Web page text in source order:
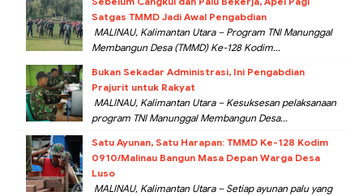
Satgas TMMD Jadi Awal Pengabdian
MALINAU, Kalimantan Utara – Program TNI Manunggal
Membangun Desa (TMMD) Ke-128 Kodim...
Bukan Sekadar Administrasi, Ini Pengabdian
Prajurit untuk Rakyat
MALINAU, Kalimantan Utara – Kesuksesan pelaksanaan
program TNI Manunggal Membangun Desa...
Satu Ayunan, Satu Harapan: TMMD Ke-128 Kodim
0910/Malinau Bangun Masa Depan Warga Desa
Luso
MALINAU, Kalimantan Utara – Setiap ayunan palu yang